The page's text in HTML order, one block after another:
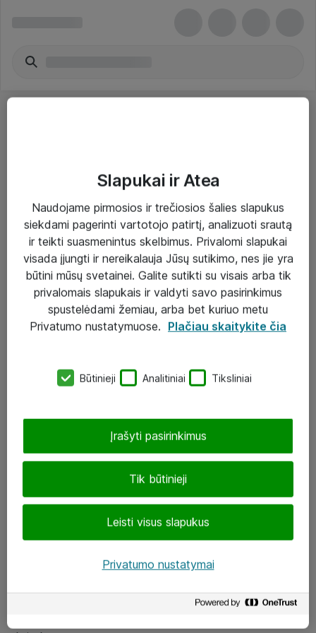
Paslaugos
Sprendimai
Įgyvendinti projektai
Atea ekspertų patarimai verslui
eShop@atea.lt
LinkedIn
Slapukai ir Atea
Naudojame pirmosios ir trečiosios šalies slapukus
siekdami pagerinti vartotojo patirtį, analizuoti srautą
ir teikti suasmenintus skelbimus. Privalomi slapukai
visada įjungti ir nereikalauja Jūsų sutikimo, nes jie yra
būtini mūsų svetainei. Galite sutikti su visais arba tik
privalomais slapukais ir valdyti savo pasirinkimus
spustelėdami žemiau, arba bet kuriuo metu
Privatumo nustatymuose. Plačiau skaitykite čia
Būtinieji Analitiniai Tiksliniai
Tik būtinieji
Leisti visus slapukus
Įrašyti pasirinkimus
Privatumo nustatymai